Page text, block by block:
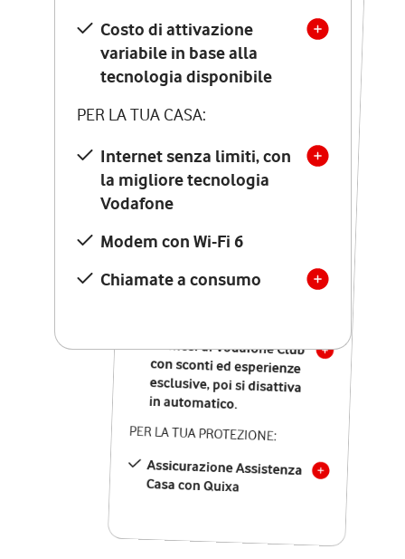
Costo di attivazione
variabile in base alla
tecnologia disponibile
PER LA TUA CASA:
Internet senza limiti, con
la migliore tecnologia
Vodafone
Modem con Wi-Fi 6
Chiamate a consumo
Costo di attivazione
variabile in base alla
tecnologia disponibile
PER LA TUA CASA:
Internet senza limiti, con
la migliore tecnologia
Vodafone
Modem Seven con Wi-Fi 7
Chiamate illimitate verso
numeri fissi e mobili
nazionali
12 mesi di Vodafone Club
con sconti ed esperienze
esclusive, poi si disattiva
in automatico.
PER LA TUA PROTEZIONE:
Assicurazione Assistenza
Casa con Quixa